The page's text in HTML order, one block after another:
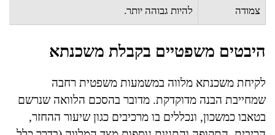
צמודה
להיות גבוהה יותר.
היבטים משפטיים בקבלת משכנתא
לקיחת משכנתא מלווה במשמעות משפטית רחבה
שמחייבת הבנה מדוקדקת. מדובר בהסכם הלוואה שנרשם
בטאבו כמשכון, ונכללים בו מרכיבים כגון שיעור ההחזר,